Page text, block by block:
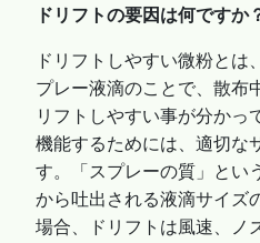
ドリフトの要因は何ですか
ドリフトしやすい微粉とは
プレー液滴のことで、散布
リフトしやすい事が分かっ
機能するためには、適切な
す。「スプレーの質」とい
から吐出される液滴サイズ
場合、ドリフトは風速、ノ